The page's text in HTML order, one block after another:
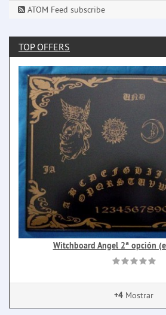
ATOM Feed subscribe
TOP OFFERS
Witchboard Angel 2ª opción
+4 Mostrar